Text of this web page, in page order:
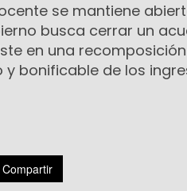
se mantiene
busca cerrar un
en una
y bonificable de los
Compartir